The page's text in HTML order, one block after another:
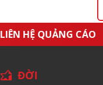
LIÊN HỆ QUẢNG CÁO
ĐỜI